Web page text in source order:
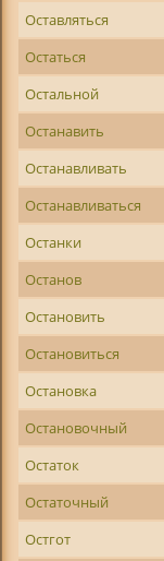
Оставляться
Остаться
Остальной
Останавить
Останавливать
Останавливаться
Останки
Останов
Остановить
Остановиться
Остановка
Остановочный
Остаток
Остаточный
Остгот